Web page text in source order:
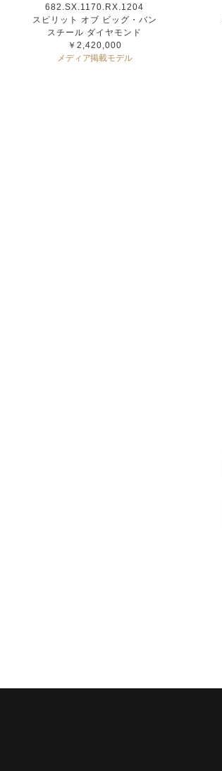
682.SX.1170.RX.1204
スピリット オブ ビッグ・バン
スチール ダイヤモンド
￥2,420,000
メディア掲載モデル